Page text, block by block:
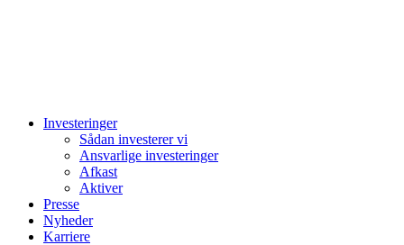
Investeringer
Sådan investerer vi
Ansvarlige investeringer
Afkast
Aktiver
Presse
Nyheder
Karriere